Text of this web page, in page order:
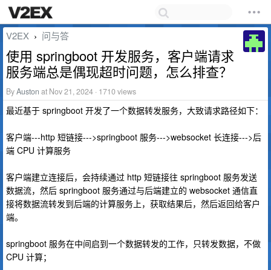
V2EX › 问与答
使用 springboot 开发服务，客户端请求
服务端总是偶现超时问题，怎么排查？
ByAuston at Nov 21, 2024 · 1710 views
最近基于 springboot 开发了一个数据转发服务，大致请求路径如下：
客户端---http 短链接--->springboot 服务--->websocket 长连接--->后
端 CPU 计算服务
客户端建立连接后，会持续通过 http 短链接往 springboot 服务发送
数据流，然后 springboot 服务通过与后端建立的 websocket 通信直
接将数据流转发到后端的计算服务上，获取结果后，然后返回给客户
端。
springboot 服务在中间启到一个数据转发的工作，只转发数据，不做
CPU 计算；